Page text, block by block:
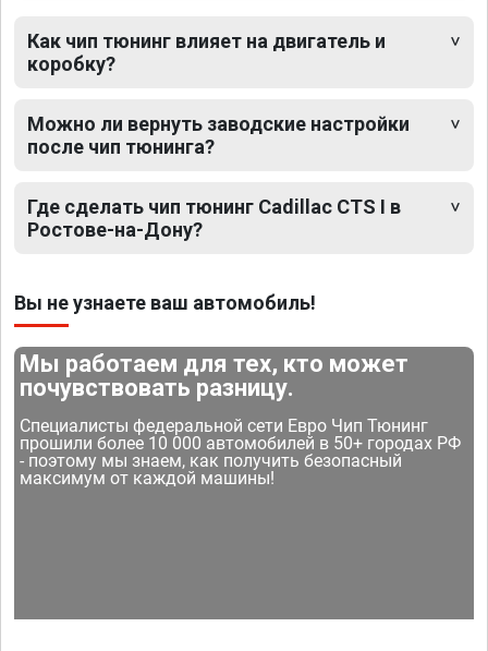
Как чип тюнинг влияет на двигатель и
коробку?
Можно ли вернуть заводские настройки
после чип тюнинга?
Где сделать чип тюнинг Cadillac CTS I в
Ростове-на-Дону?
Вы не узнаете ваш автомобиль!
Мы работаем для тех, кто может
почувствовать разницу.
Специалисты федеральной сети Евро Чип Тюнинг
прошили более 10 000 автомобилей в 50+ городах РФ
- поэтому мы знаем, как получить безопасный
максимум от каждой машины!